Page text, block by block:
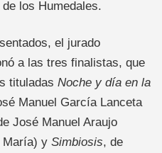
los Humedales.
el jurado
a las tres finalistas, que
tituladas Noche y día en la
Manuel García Lanceta
José Manuel Araujo
María) y Simbiosis, de